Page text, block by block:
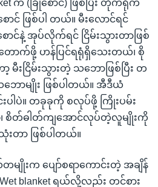
က (ခြုံစောင်) ဖြစ်ပြီး တိုက်ရိုက်
င် ဖြစ်ပါ တယ်။ မီးလောင်ရင်
င်နဲ့ အုပ်လိုက်ရင် ငြိမ်းသွားတာဖြစ်
တောက်ဖို့ ဟန်ပြင်ရရုံရှိသေးတယ်၊ စို
းငြိမ်းသွားတဲ့ သဘောဖြစ်ပြီး တ
ာမျိုး ဖြစ်ပါတယ်။ အီဒီယံ
ါပဲ။ တခုခုကို စလုပ်ဖို့ ကြိုးပမ်း
၊ စိတ်ဓါတ်ကျအောင်လုပ်တဲ့လူမျိုးကို
းတာ ဖြစ်ပါတယ်။
တမျိုးက ပျော်စရာကောင်းတဲ့ အချိန်
blanket ရယ်လို့လည်း တင်စား